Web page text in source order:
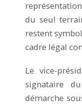
du seul
restent
cadre légal
Le vice-
signataire
démarche